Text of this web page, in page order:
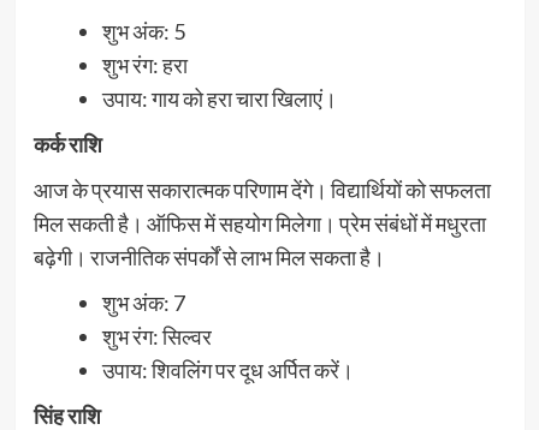
शुभ अंक: 5
शुभ रंग: हरा
उपाय: गाय को हरा चारा खिलाएं।
कर्क राशि
आज के प्रयास सकारात्मक परिणाम देंगे। विद्यार्थियों को सफलता
मिल सकती है। ऑफिस में सहयोग मिलेगा। प्रेम संबंधों में मधुरता
बढ़ेगी। राजनीतिक संपर्कों से लाभ मिल सकता है।
शुभ अंक: 7
शुभ रंग: सिल्वर
उपाय: शिवलिंग पर दूध अर्पित करें।
सिंह राशि